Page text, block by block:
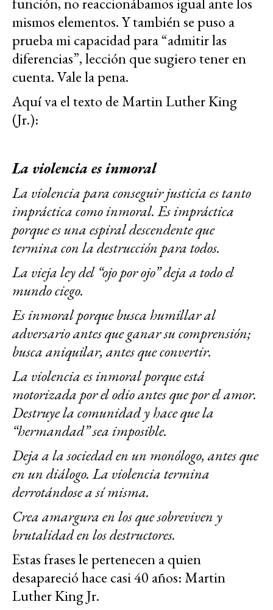
mismos elementos. Y también se puso a
prueba mi capacidad para “admitir las
diferencias”, lección que sugiero tener en
cuenta. Vale la pena.
Aquí va el texto de Martin Luther King
(Jr.):
La violencia es inmoral
La violencia para conseguir justicia es tanto
impráctica como inmoral. Es impráctica
porque es una espiral descendente que
termina con la destrucción para todos.
La vieja ley del “ojo por ojo” deja a todo el
mundo ciego.
Es inmoral porque busca humillar al
adversario antes que ganar su comprensión;
busca aniquilar, antes que convertir.
La violencia es inmoral porque está
motorizada por el odio antes que por el amor.
Destruye la comunidad y hace que la
“hermandad” sea imposible.
Deja a la sociedad en un monólogo, antes que
en un diálogo. La violencia termina
derrotándose a sí misma.
Crea amargura en los que sobreviven y
brutalidad en los destructores.
Estas frases le pertenecen a quien
desapareció hace casi 40 años: Martin
Luther King Jr.